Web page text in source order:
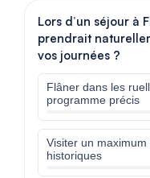
Lors d’un séjour à
prendrait
vos journées ?
Flâner dans les
programme précis
Visiter un
historiques